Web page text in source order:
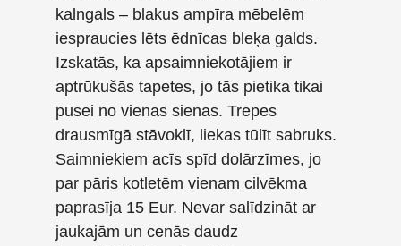
kalngals – blakus ampīra mēbelēm
iespraucies lēts ēdnīcas bleķa galds.
Izskatās, ka apsaimniekotājiem ir
aptrūkušās tapetes, jo tās pietika tikai
pusei no vienas sienas. Trepes
drausmīgā stāvoklī, liekas tūlīt sabruks.
Saimniekiem acīs spīd dolārzīmes, jo
par pāris kotletēm vienam cilvēkma
paprasīja 15 Eur. Nevar salīdzināt ar
jaukajām un cenās daudz